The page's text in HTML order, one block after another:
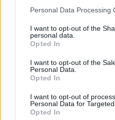
Personal Data Processing
I want to opt-out of the
personal data.
Opted In
I want to opt-out of the
Personal Data.
Opted In
I want to opt-out of
Personal Data for Targeted
Opted In
obcím prostřednictvím Státního
využití peněz a že chce ohledně
obcemi v okolí těžební oblasti.
společnosti sleduje se
5.8.2026 01:12 | ŘÍM (ČTK)
Diskuse: 2